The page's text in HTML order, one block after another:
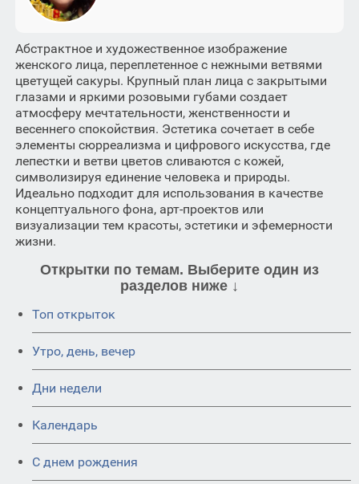
Абстрактное и художественное изображение
женского лица, переплетенное с нежными ветвями
цветущей сакуры. Крупный план лица с закрытыми
глазами и яркими розовыми губами создает
атмосферу мечтательности, женственности и
весеннего спокойствия. Эстетика сочетает в себе
элементы сюрреализма и цифрового искусства, где
лепестки и ветви цветов сливаются с кожей,
символизируя единение человека и природы.
Идеально подходит для использования в качестве
концептуального фона, арт-проектов или
визуализации тем красоты, эстетики и эфемерности
жизни.
Открытки по темам. Выберите один из
разделов ниже ↓
Топ открыток
Утро, день, вечер
Дни недели
Календарь
C днем рождения